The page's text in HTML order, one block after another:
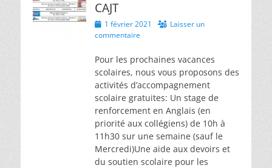
CAJT
Posted
on
1 février 2021
Laisser un
commentaire
Pour les prochaines vacances
scolaires, nous vous proposons des
activités d’accompagnement
scolaire gratuites: Un stage de
renforcement en Anglais (en
priorité aux collégiens) de 10h à
11h30 sur une semaine (sauf le
Mercredi)Une aide aux devoirs et
du soutien scolaire pour les